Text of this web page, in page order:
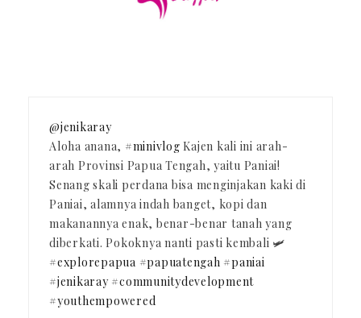
@jenikaray
Aloha anana, #minivlog Kajen kali ini arah-
arah Provinsi Papua Tengah, yaitu Paniai!
Senang skali perdana bisa menginjakan kaki di
Paniai, alamnya indah banget, kopi dan
makanannya enak, benar-benar tanah yang
diberkati. Pokoknya nanti pasti kembali 🛩️
#explorepapua #papuatengah #paniai
#jenikaray #communitydevelopment
#youthempowered